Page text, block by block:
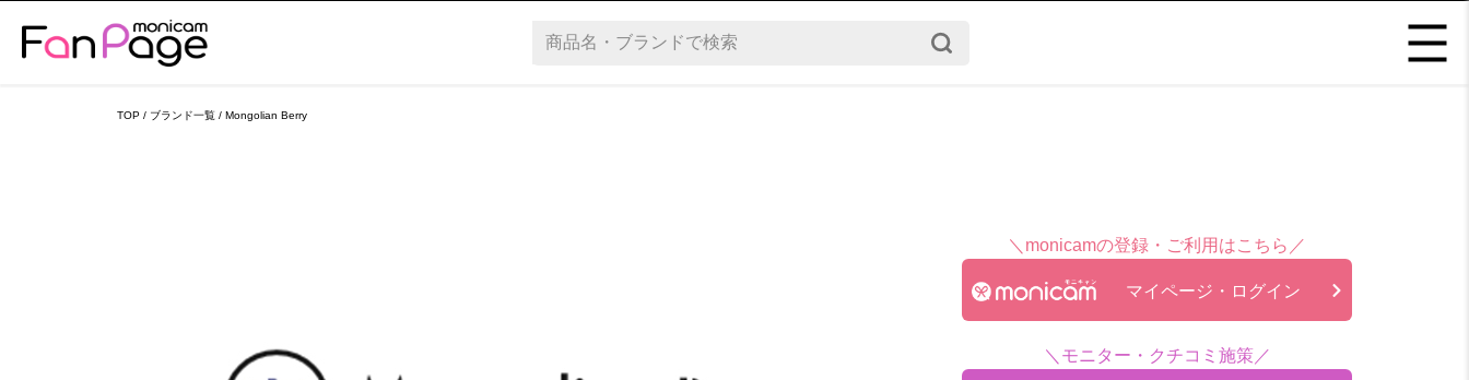
TOP / ブランド一覧 / Mongolian Berry
＼monicamの登録・ご利用はこちら／
マイページ・ログイン
＼モニター・クチコミ施策／